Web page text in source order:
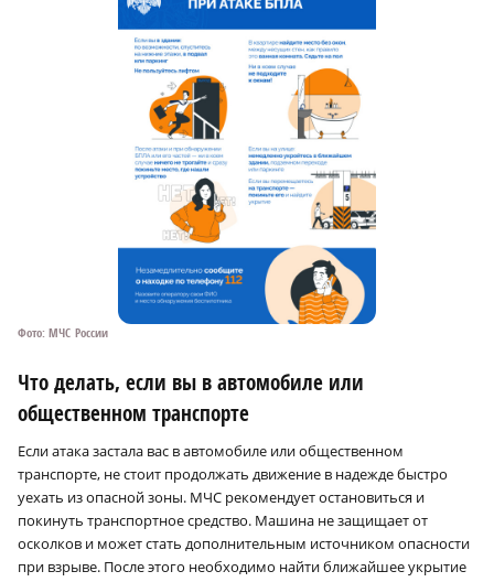
Фото: МЧС России
Что делать, если вы в автомобиле или
общественном транспорте
Если атака застала вас в автомобиле или общественном
транспорте, не стоит продолжать движение в надежде быстро
уехать из опасной зоны. МЧС рекомендует остановиться и
покинуть транспортное средство. Машина не защищает от
осколков и может стать дополнительным источником опасности
при взрыве. После этого необходимо найти ближайшее укрытие